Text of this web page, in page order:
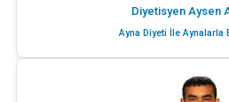
Diyetisyen Aysen
Ayna Diyeti İle Aynalarla